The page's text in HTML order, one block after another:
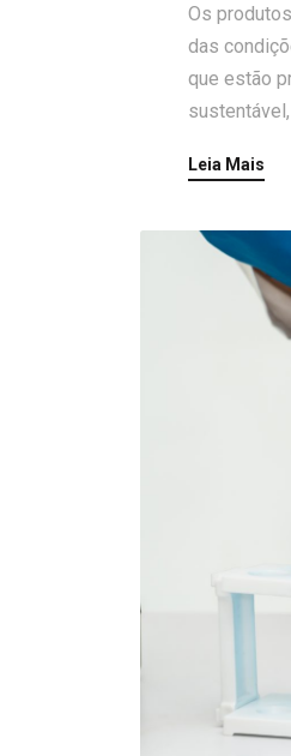
Os
das
que estão
Leia Mais